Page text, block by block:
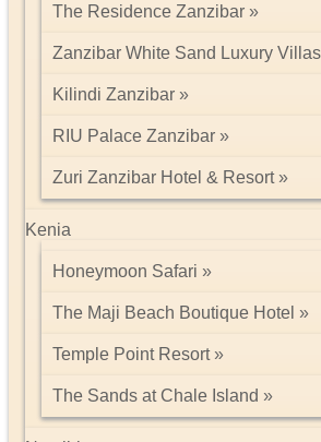
The Residence Zanzibar
Zanzibar White Sand Luxury
Kilindi Zanzibar
RIU Palace Zanzibar
Zuri Zanzibar Hotel & Resort
Kenia
Honeymoon Safari
The Maji Beach Boutique Hotel
Temple Point Resort
The Sands at Chale Island